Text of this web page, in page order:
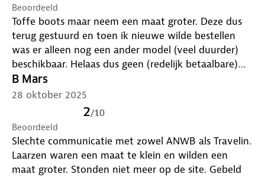
Beoordeeld
Toffe boots maar neem een maat groter. Deze dus
terug gestuurd en toen ik nieuwe wilde bestellen
was er alleen nog een ander model (veel duurder)
beschikbaar. Helaas dus geen (redelijk betaalbare)
Chelsea boots voor mij dus. De kleur is trouwens
prachtig.
B Mars
28 oktober 2025
2/10
Beoordeeld
Slechte communicatie met zowel ANWB als Travelin.
Laarzen waren een maat te klein en wilden een
maat groter. Stonden niet meer op de site. Gebeld